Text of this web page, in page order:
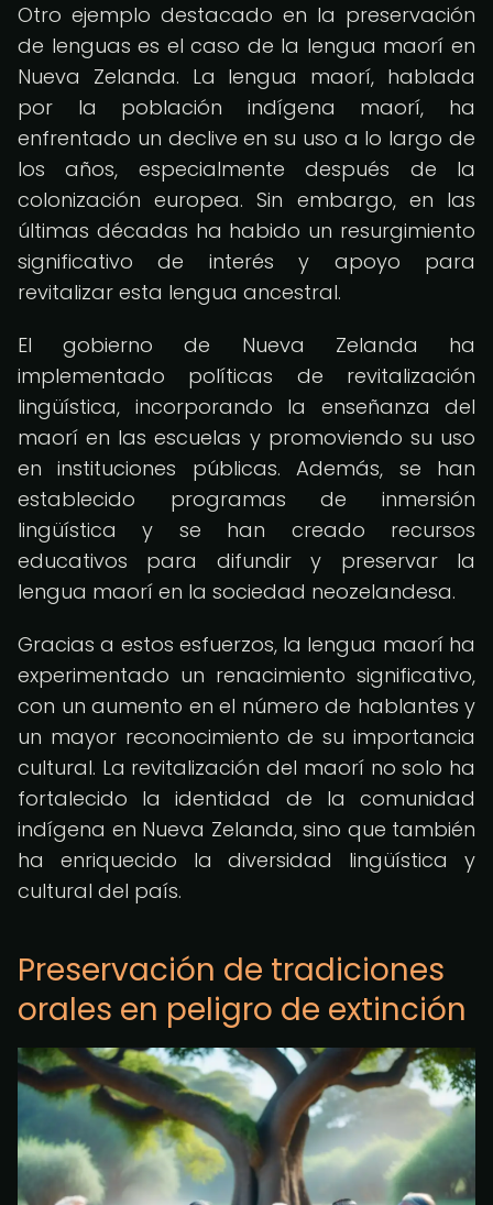
Otro ejemplo destacado en la preservación
de lenguas es el caso de la lengua maorí en
Nueva Zelanda. La lengua maorí, hablada
por la población indígena maorí, ha
enfrentado un declive en su uso a lo largo de
los años, especialmente después de la
colonización europea. Sin embargo, en las
últimas décadas ha habido un resurgimiento
significativo de interés y apoyo para
revitalizar esta lengua ancestral.
El gobierno de Nueva Zelanda ha
implementado políticas de revitalización
lingüística, incorporando la enseñanza del
maorí en las escuelas y promoviendo su uso
en instituciones públicas. Además, se han
establecido programas de inmersión
lingüística y se han creado recursos
educativos para difundir y preservar la
lengua maorí en la sociedad neozelandesa.
Gracias a estos esfuerzos, la lengua maorí ha
experimentado un renacimiento significativo,
con un aumento en el número de hablantes y
un mayor reconocimiento de su importancia
cultural. La revitalización del maorí no solo ha
fortalecido la identidad de la comunidad
indígena en Nueva Zelanda, sino que también
ha enriquecido la diversidad lingüística y
cultural del país.
Preservación de tradiciones
orales en peligro de extinción